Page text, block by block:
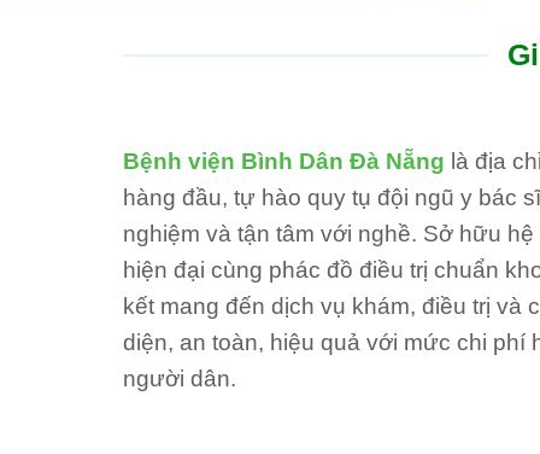
Bệnh viện Bình Dân Đà Nẵng là địa
hàng đầu, tự hào quy tụ đội ngũ y bác
nghiệm và tận tâm với nghề. Sở hữu
hiện đại cùng phác đồ điều trị chuẩn
kết mang đến dịch vụ khám, điều trị và
diện, an toàn, hiệu quả với mức chi phí
người dân.